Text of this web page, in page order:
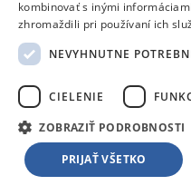
240494
Albi kúzelné čítanie
Zo škôlky do školy
ALBI Bol raz jeden život s
kombinovať s inými
zhromaždili pri používaní ich
NEVYHNUTNE
CIELENIE
ZOBRAZIŤ PODROBNOSTI
PRIJAŤ VŠETKO